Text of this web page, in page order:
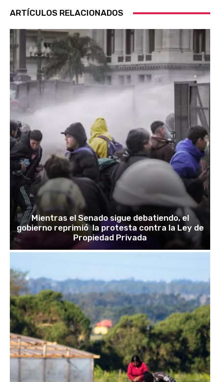
ARTÍCULOS RELACIONADOS
Mientras el Senado sigue debatiendo, el
gobierno reprimió la protesta contra la Ley de
Propiedad Privada